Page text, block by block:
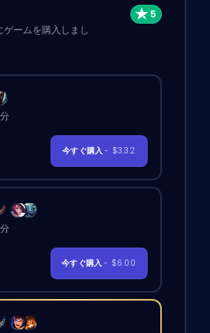
ゲームを購入しまし
今すぐ購入- $3.32
今すぐ購入- $6.00